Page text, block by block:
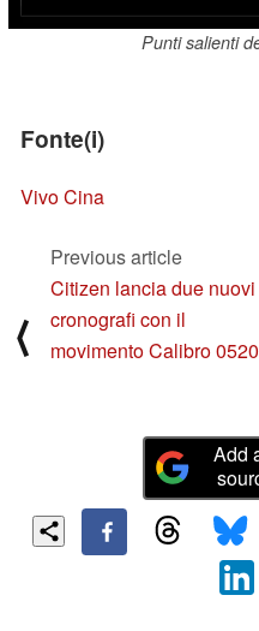
Punti salienti
Fonte(i)
Vivo Cina
⟨
Previous article
Citizen lancia due nuovi
cronografi con il
movimento Calibro 0520
Add